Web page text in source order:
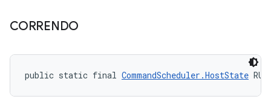
CORRENDO
public static final CommandScheduler.HostState